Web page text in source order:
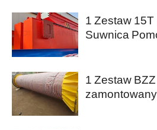
1 Zestaw
Suwnica
1 Zestaw